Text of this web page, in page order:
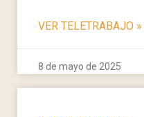
VER TELETRABAJO »
8 de mayo de 2025